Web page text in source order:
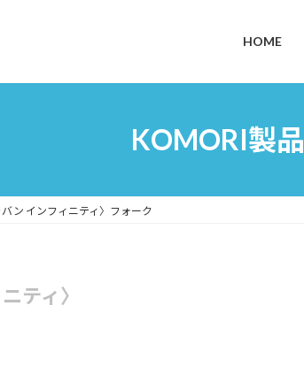
HOME
KOMORI製品
バン インフィニティ〉フォーク
ティ〉